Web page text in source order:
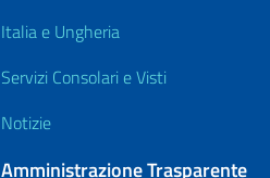
Italia e Ungheria
Servizi Consolari e Visti
Notizie
Amministrazione Trasparente